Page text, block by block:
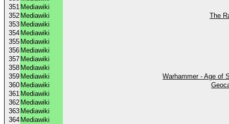
351 Mediawiki
352 Mediawiki
The
353 Mediawiki
354 Mediawiki
355 Mediawiki
356 Mediawiki
357 Mediawiki
358 Mediawiki
359 Mediawiki
Warhammer - Age of
360 Mediawiki
361 Mediawiki
362 Mediawiki
363 Mediawiki
364 Mediawiki